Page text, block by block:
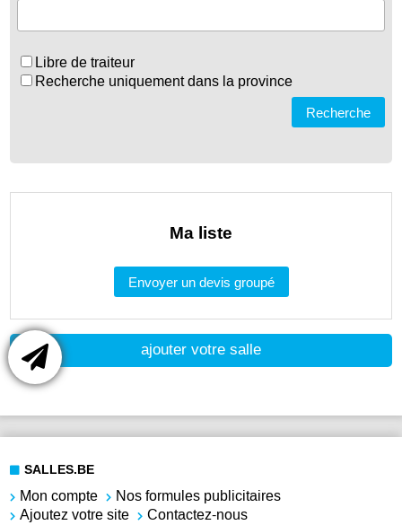
ajouter votre salle
Libre de traiteur
Recherche uniquement dans la province
Recherche
Ma liste
Envoyer un devis groupé
SALLES.BE
Mon compte
Nos formules publicitaires
Ajoutez votre site
Contactez-nous